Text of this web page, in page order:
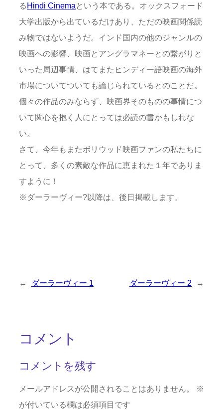
るHindi Cinema という本である。オックスフォード
大学出版から出ているだけあり、ただの映画関係読
み物ではないようだ。インド国内の他のジャンルの
映画への影響、映画とアングラマネーとの繋がりと
いった周辺事情、はてまたヒンディー語映画の海外
市場についてついても論じられているとのことだ。
個々の作品のみならず、映画界そのものの事情につ
いて関心を抱く人にとっては必読の書かもしれな
い。
さて、今年もまたボリウッド映画ファンの私たちに
とって、多くの素敵な作品に恵まれた１年でありま
すように！
※ダーラーヴィー?以降は、後日掲載します。
← ダーラーヴィー 1 ダーラーヴィー 2 →
コメント
コメントを残す
メールアドレスが公開されることはありません。
※
が付いている欄は必須項目です